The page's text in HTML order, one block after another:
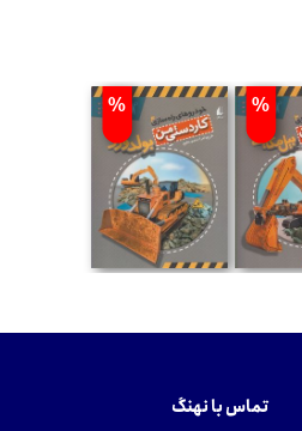
%
%
تماس با نهنگ